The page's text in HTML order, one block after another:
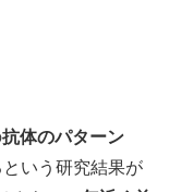
抗体のパターン
いう研究結果が